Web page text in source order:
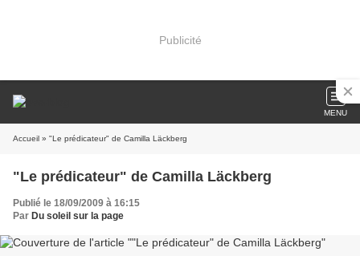
Publicité
MENU
Accueil » "Le prédicateur" de Camilla Läckberg
"Le prédicateur" de Camilla Läckberg
Publié le 18/09/2009 à 16:15
Par Du soleil sur la page